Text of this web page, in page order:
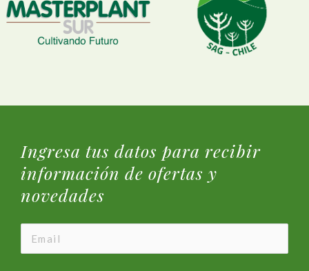
Ingresa tus datos para recibir
información de ofertas y
novedades